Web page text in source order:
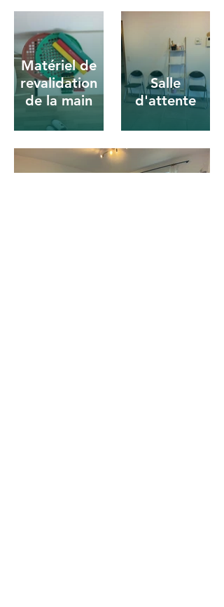
Matériel de
revalidation
de la main
Salle
d'attente